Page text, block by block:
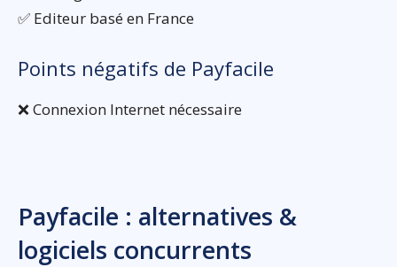
✅ Editeur basé en France
Points négatifs de Payfacile
❌ Connexion Internet nécessaire
Payfacile : alternatives &
logiciels concurrents